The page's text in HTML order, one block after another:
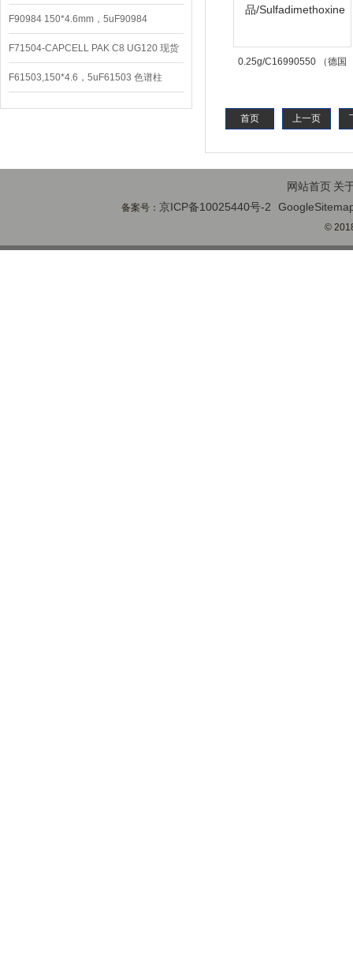
混合校准液
F90984 150*4.6mm，5uF90984
CAPCELL PAK C8 DD （S-5）
F71504-CAPCELL PAK C8 UG120 现货
3600/支
F61503,150*4.6，5uF61503 色谱柱
CAPCELL PAK C18 UG120
0.25g/C16990550 （德国
品/Sulfadimethoxine
首页
上一页
网站首页 关
备案号： 京ICP备10025440号-2
©